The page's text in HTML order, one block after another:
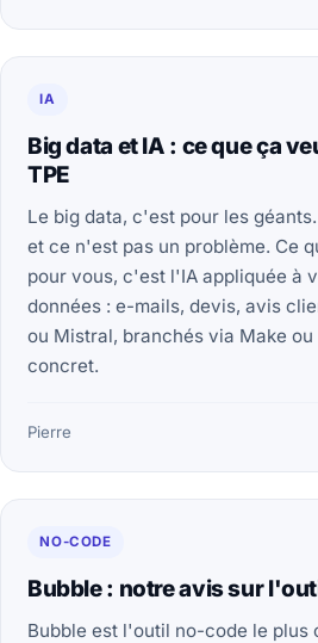
IA
Big data et IA : ce que ça
TPE
Le big data, c'est pour les
et ce n'est pas un problème. Ce
pour vous, c'est l'IA appliquée à
données : e-mails, devis, avis
ou Mistral, branchés via Make
concret.
Pierre
NO-CODE
Bubble : notre avis sur
Bubble est l'outil no-code le plus